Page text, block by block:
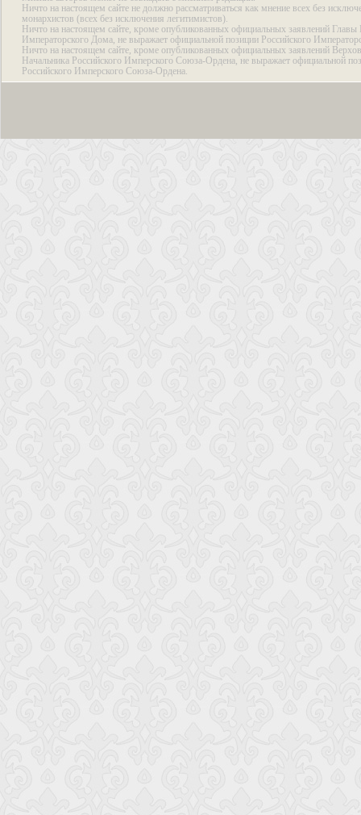
Ничто на настоящем сайте не должно рассматриваться как мнение всех без
монархистов (всех без исключения легитимистов).
Ничто на настоящем сайте, кроме опубликованных официальных заявлений Главы
Императорского Дома, не выражает официальной позиции Российского
Ничто на настоящем сайте, кроме опубликованных официальных заявлений
Начальника Российского Имперского Союза-Ордена, не выражает официальной
Российского Имперского Союза-Ордена.